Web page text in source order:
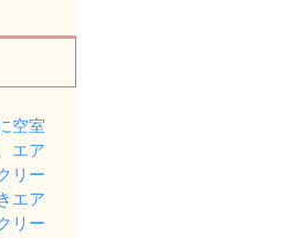
空室
エア
リー
エア
リー